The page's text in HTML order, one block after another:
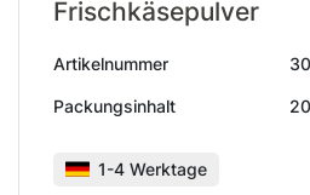
Frischkäsepulver
Artikelnummer
Packungsinhalt
1-4 Werktage